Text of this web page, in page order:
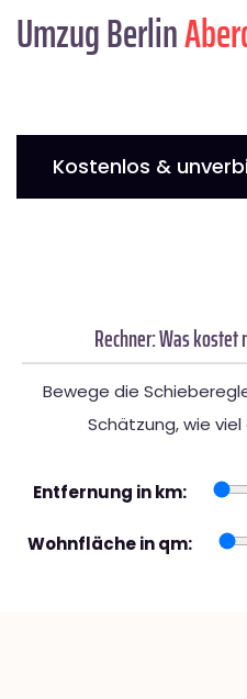
Umzug Berlin
Kostenlos &
Rechner: Was
Bewege die
Schätzung, wie
Entfernung in km:
Wohnfläche in qm: